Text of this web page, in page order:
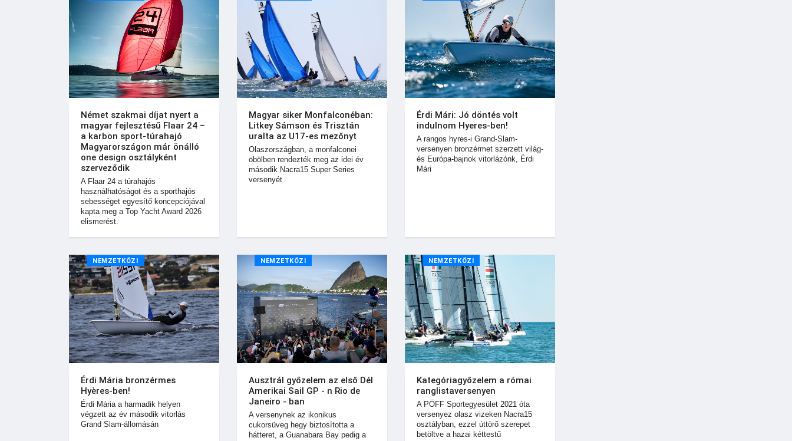
Német szakmai díjat nyert a
magyar fejlesztésű Flaar 24 –
a karbon sport-túrahajó
Magyarországon már önálló
one design osztályként
szerveződik
A Flaar 24 a túrahajós
használhatóságot és a sporthajós
sebességet egyesítő koncepciójával
kapta meg a Top Yacht Award 2026
elismerést.
Magyar siker Monfalconéban:
Litkey Sámson és Trisztán
uralta az U17-es mezőnyt
Olaszországban, a monfalconei
öbölben rendezték meg az idei év
második Nacra15 Super Series
versenyét
Érdi Mári: Jó döntés volt
indulnom Hyeres-ben!
A rangos hyres-i Grand-Slam-
versenyen bronzérmet szerzett világ-
és Európa-bajnok vitorlázónk, Érdi
Mári
NEMZETKÖZI
Érdi Mária bronzérmes
Hyères-ben!
Érdi Mária a harmadik helyen
végzett az év második vitorlás
Grand Slam-állomásán
NEMZETKÖZI
Ausztrál győzelem az első Dél
Amerikai Sail GP - n Rio de
Janeiro - ban
A versenynek az ikonikus
cukorsüveg hegy biztosította a
hátteret, a Guanabara Bay pedig a
NEMZETKÖZI
Kategóriagyőzelem a római
ranglistaversenyen
A PÖFF Sportegyesület 2021 óta
versenyez olasz vizeken Nacra15
osztályban, ezzel úttörő szerepet
betöltve a hazai kéttestű